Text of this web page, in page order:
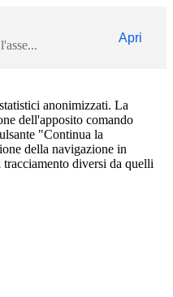
Apri
anonimizzati. La
dell'apposito comando
"Continua la
della navigazione in
diversi da quelli